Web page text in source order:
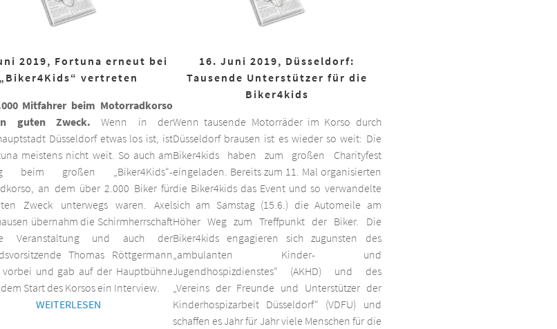
2019, Fortuna erneut bei
„Biker4Kids“ vertreten
Mitfahrer beim Motorradkorso
guten Zweck. Wenn in der
Düsseldorf etwas los ist, ist
meistens nicht weit. So auch am
beim großen „Biker4Kids“-
an dem über 2.000 Biker für
Zweck unterwegs waren. Axel
übernahm die Schirmherrschaft
Veranstaltung und auch der
Thomas Röttgermann
vorbei und gab auf der Hauptbühne
Start des Korsos ein Interview.
WEITERLESEN
16. Juni 2019, Düsseldorf:
Tausende Unterstützer für die
Biker4kids
Wenn tausende Motorräder im Korso durch
Düsseldorf brausen ist es wieder so weit: Die
Biker4kids haben zum großen Charityfest
eingeladen. Bereits zum 11. Mal organisierten
die Biker4kids das Event und so verwandelte
sich am Samstag (15.6.) die Automeile am
Höher Weg zum Treffpunkt der Biker. Die
Biker4kids engagieren sich zugunsten des
„ambulanten Kinder- und
Jugendhospizdienstes“ (AKHD) und des
„Vereins der Freunde und Unterstützer der
Kinderhospizarbeit Düsseldorf“ (VDFU) und
schaffen es Jahr für Jahr viele Menschen für die